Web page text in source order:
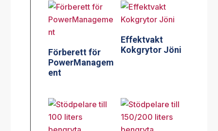
Förberett för
PowerManagem
ent
Effektvakt
Kokgrytor Jöni